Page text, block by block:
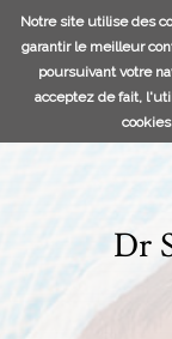
Notre site utilise des
garantir le meilleur
poursuivant votre
acceptez de fait,
Dr